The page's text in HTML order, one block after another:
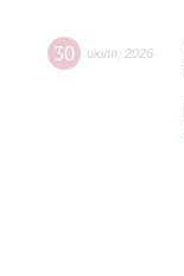
30 июля 2026